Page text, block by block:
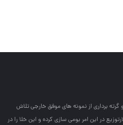
گرته برداري از نمونه هاي موفق خارجي تلاش
در اين امر بومي سازي كرده و اين خلا را در